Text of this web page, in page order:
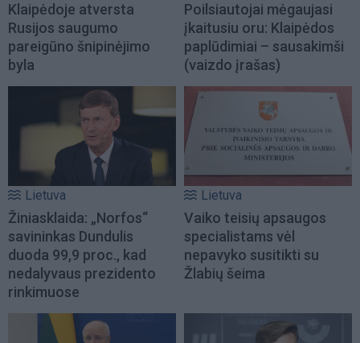
Klaipėdoje atversta
Rusijos saugumo
pareigūno šnipinėjimo
byla
Poilsiautojai mėgaujasi
įkaitusiu oru: Klaipėdos
paplūdimiai – sausakimši
(vaizdo įrašas)
Lietuva
Žiniasklaida: „Norfos“
savininkas Dundulis
duoda 99,9 proc., kad
nedalyvaus prezidento
rinkimuose
Lietuva
Vaiko teisių apsaugos
specialistams vėl
nepavyko susitikti su
Žlabių šeima